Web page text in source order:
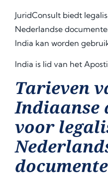
JuridConsult biedt
Nederlandse
India kan worden
India is lid van het
Tarieven
Indiaanse
voor